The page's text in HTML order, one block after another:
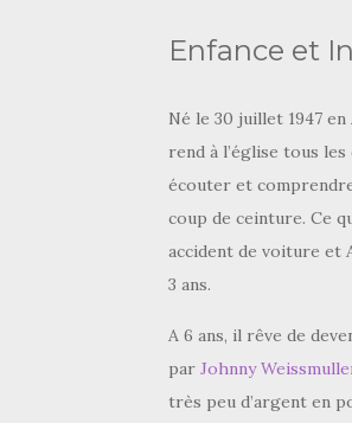
Enfance et
Né le 30 juillet 1947
rend à l’église tous
écouter et comprendre
coup de ceinture. Ce
accident de voiture et
3 ans.
A 6 ans, il rêve de
par Johnny
très peu d’argent en